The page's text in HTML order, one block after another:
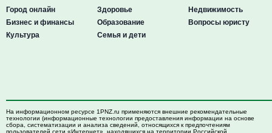
Город онлайн
Бизнес и финансы
Культура
Здоровье
Образование
Семья и дети
Недвижимость
Вопросы юристу
На информационном ресурсе 1PNZ.ru применяются внешние рекомендательные
технологии (информационные технологии предоставления информации на основе
сбора, систематизации и анализа сведений, относящихся к предпочтениям
пользователей сети «Интернет», находящихся на территории Российской